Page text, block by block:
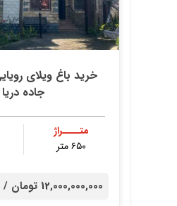
خرید باغ ویلای
جاده دریا
متــــراژ
۶۵۰ متر
12,000,000,000 تومان /